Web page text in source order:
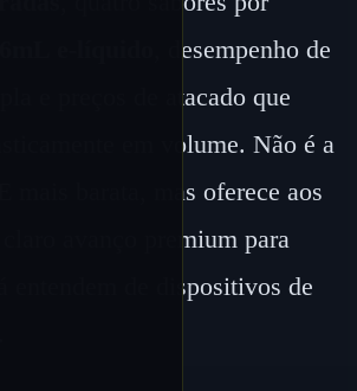
, desempenho de
e preços de atacado que
em volume. Não é a
mais barata, mas oferece aos
claro avanço premium para
entendem de dispositivos de